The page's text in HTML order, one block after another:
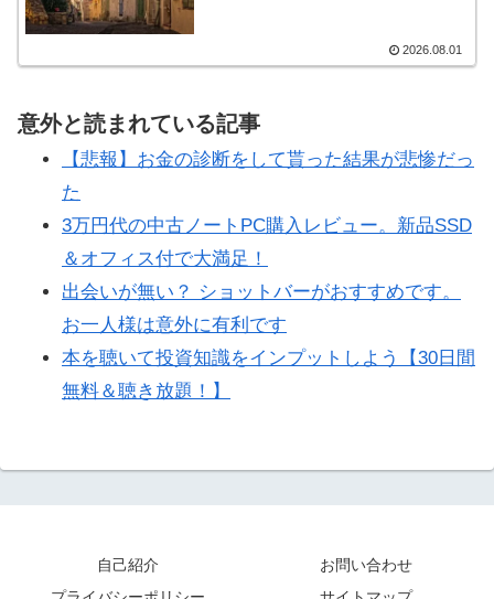
2026.08.01
意外と読まれている記事
【悲報】お金の診断をして貰った結果が悲惨だっ
た
3万円代の中古ノートPC購入レビュー。新品SSD
＆オフィス付で大満足！
出会いが無い？ ショットバーがおすすめです。
お一人様は意外に有利です
本を聴いて投資知識をインプットしよう【30日間
無料＆聴き放題！】
自己紹介
お問い合わせ